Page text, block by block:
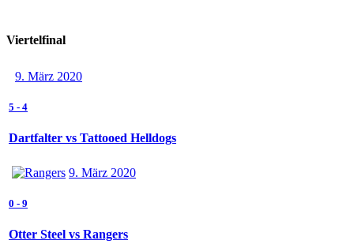
Viertelfinal
9. März 2020
5 - 4
Dartfalter vs Tattooed Helldogs
9. März 2020
0 - 9
Otter Steel vs Rangers